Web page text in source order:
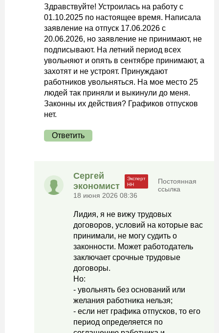
Здравствуйте! Устроилась на работу с
01.10.2025 по настоящее время. Написала
заявление на отпуск 17.06.2026 с
20.06.2026, но заявление не принимают, не
подписывают. На летний период всех
увольняют и опять в сентябре принимают, а
захотят и не устроят. Принуждают
работников увольняться. На мое место 25
людей так приняли и выкинули до меня.
Законны их действия? Графиков отпусков
нет.
Ответить
Сергей
экономист
18 июня 2026 08:36
Постоянная
ссылка
Лидия, я не вижу трудовых
договоров, условий на которые вас
принимали, не могу судить о
законности. Может работодатель
заключает срочные трудовые
договоры.
Но:
- увольнять без оснований или
желания работника нельзя;
- если нет графика отпусков, то его
период определяется по